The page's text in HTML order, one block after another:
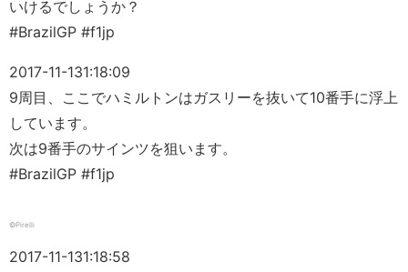
いけるでしょうか？
#BrazilGP #f1jp
2017-11-131:18:09
9周目、ここでハミルトンはガスリーを抜いて10番手に浮上
しています。
次は9番手のサインツを狙います。
#BrazilGP #f1jp
©Pirelli
2017-11-131:18:58